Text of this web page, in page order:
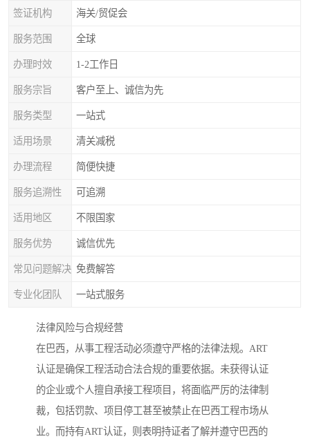
签证机构 海关/贸促会
服务范围 全球
办理时效 1-2工作日
服务宗旨 客户至上、诚信为先
服务类型 一站式
适用场景 清关减税
办理流程 简便快捷
服务追溯性 可追溯
适用地区 不限国家
服务优势 诚信优先
常见问题解决 免费解答
专业化团队 一站式服务
法律风险与合规经营
在巴西，从事工程活动必须遵守严格的法律法规。ART
认证是确保工程活动合法合规的重要依据。未获得认证
的企业或个人擅自承接工程项目，将面临严厉的法律制
裁，包括罚款、项目停工甚至被禁止在巴西工程市场从
业。而持有ART认证，则表明持证者了解并遵守巴西的